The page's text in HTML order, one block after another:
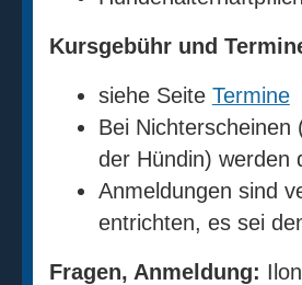
Kursgebühr und
siehe Seite Termine
Bei Nichterscheinen
der Hündin) werden
Anmeldungen sind
entrichten, es sei
Fragen, Anmeldung: